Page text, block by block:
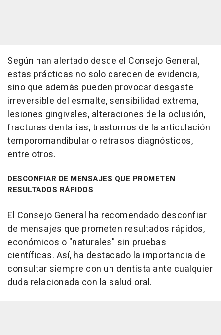
Según han alertado desde el Consejo General,
estas prácticas no solo carecen de evidencia,
sino que además pueden provocar desgaste
irreversible del esmalte, sensibilidad extrema,
lesiones gingivales, alteraciones de la oclusión,
fracturas dentarias, trastornos de la articulación
temporomandibular o retrasos diagnósticos,
entre otros.
DESCONFIAR DE MENSAJES QUE PROMETEN
RESULTADOS RÁPIDOS
El Consejo General ha recomendado desconfiar
de mensajes que prometen resultados rápidos,
económicos o "naturales" sin pruebas
científicas. Así, ha destacado la importancia de
consultar siempre con un dentista ante cualquier
duda relacionada con la salud oral.